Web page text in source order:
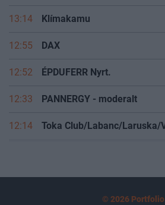
13:14 Klímakamu
12:55 DAX
12:52 ÉPDUFERR Nyrt.
12:33 PANNERGY - moderalt
12:14
© 2026 Portfolio